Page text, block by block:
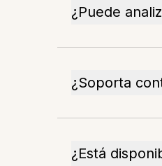
¿Puede
¿Soporta
¿Está